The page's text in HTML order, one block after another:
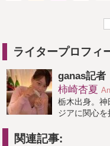
ライタープロフィ
ganas記者
柿崎杏夏
栃木出身。
ジアに関心を
関連記事: